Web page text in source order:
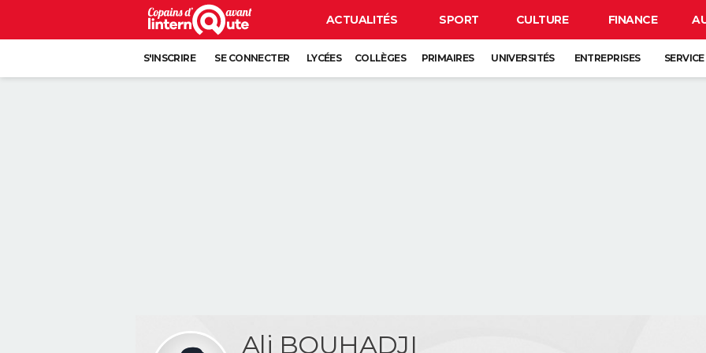
ACTUALITÉS SPORT CULTURE FINANCE
S'INSCRIRE SE CONNECTER LYCÉES COLLÈGES PRIMAIRES UNIVERSITÉS ENTREPRISES
Ali BOUHADJI